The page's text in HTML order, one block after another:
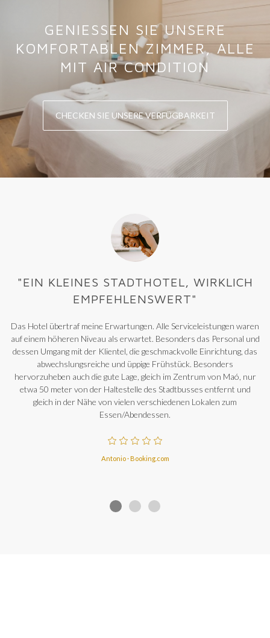
GENIESSEN SIE UNSERE
KOMFORTABLEN ZIMMER, ALLE
MIT AIR CONDITION
CHECKEN SIE UNSERE VERFÜGBARKEIT
"EIN KLEINES STADTHOTEL, WIRKLICH
EMPFEHLENSWERT"
Das Hotel übertraf meine Erwartungen. Alle Serviceleistungen waren
auf einem höheren Niveau als erwartet. Besonders das Personal und
dessen Umgang mit der Klientel, die geschmackvolle Einrichtung, das
abwechslungsreiche und üppige Frühstück. Besonders
hervorzuheben auch die gute Lage, gleich im Zentrum von Maó, nur
etwa 50 meter von der Haltestelle des Stadtbusses entfernt und
gleich in der Nähe von vielen verschiedenen Lokalen zum
Essen/Abendessen.
Antonio · Booking.com